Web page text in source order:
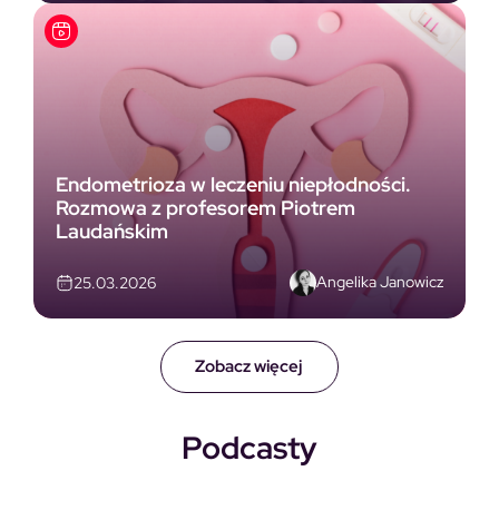
Zobacz więcej
Endometrioza w leczeniu niepłodności.
Rozmowa z profesorem Piotrem
Laudańskim
25.03.2026 Angelika Janowicz
Podcasty